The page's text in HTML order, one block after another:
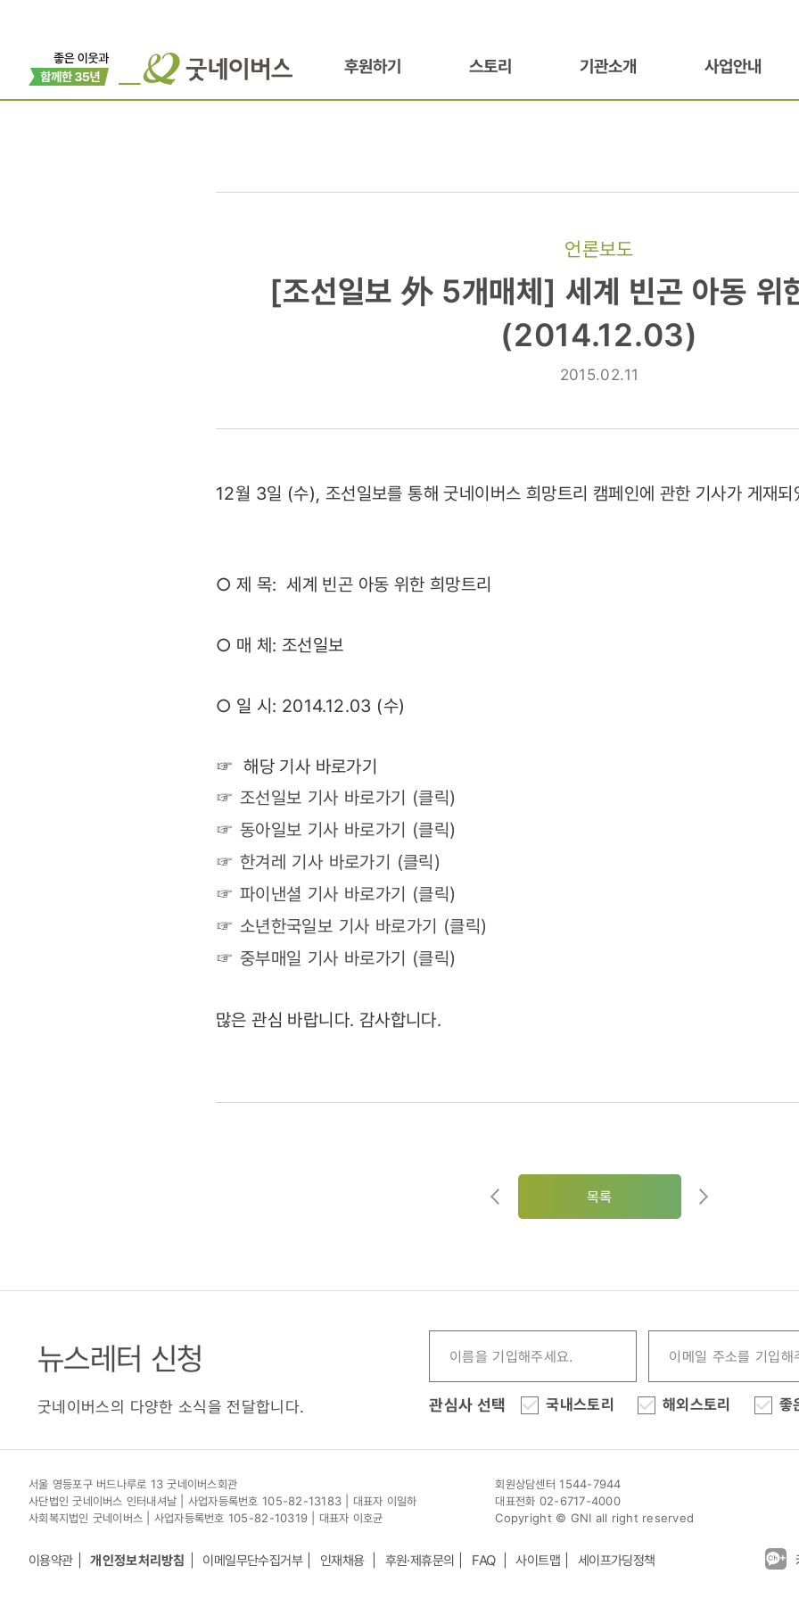
후원하기 스토리 기관소개 사업안내
언론보도
[조선일보
세계
아동
희망트리
(2014.12.03)
[조선일보 外 5개매체] 세계 빈곤 아동 위
(2014.12.03)
2015.02.11
12월 3일 (수), 조선일보를 통해 굿네이버스 희망트리 캠페인에 관한 기사가 게재되
○ 제 목: 세계 빈곤 아동 위한 희망트리
○ 매 체: 조선일보
○ 일 시: 2014.12.03 (수)
☞ 해당 기사 바로가기
☞ 조선일보 기사 바로가기 (클릭)
☞ 동아일보 기사 바로가기 (클릭)
☞ 한겨레 기사 바로가기 (클릭)
☞ 파이낸셜 기사 바로가기 (클릭)
☞ 소년한국일보 기사 바로가기 (클릭)
☞ 중부매일 기사 바로가기 (클릭)
많은 관심 바랍니다. 감사합니다.
목록
뉴스레터 신청
굿네이버스의 다양한 소식을 전달합니다. 관심사 선택 국내스토리 해외스토리 좋
서울 영등포구 버드나루로 13 굿네이버스회관
사단법인 굿네이버스 인터내셔날 | 사업자등록번호 105-82-13183 | 대표자 이일하
사회복지법인 굿네이버스 | 사업자등록번호 105-82-10319 | 대표자 이호균
회원상담센터 1544-7944
대표전화 02-6717-4000
Copyright © GNI all right reserved
이용약관 개인정보처리방침 이메일무단수집거부 인재채용 후원·제휴문의 FAQ 사이트맵 세이프가딩정책